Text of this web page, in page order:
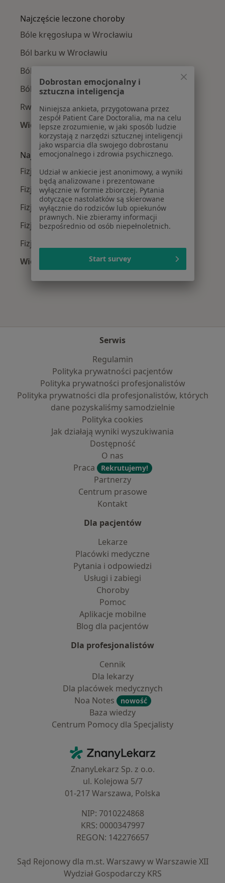
Najczęście leczone choroby
Bóle kręgosłupa w Wrocławiu
Ból barku w Wrocławiu
Ból biodra w Wrocławiu
Ból kolana w Wrocławiu
Rwa kulszowa w Wrocławiu
Więcej (15)
Więcej w kategorii: Najczęście leczone
Najpopularniejsze ubezpieczenia
Fizjoterapeuci z Allianz w Wrocławiu
Fizjoterapeuci z Medicover w Wrocławiu
Fizjoterapeuci z POLMED w Wrocławiu
Fizjoterapeuci z INTER Polska w Wrocławiu
Fizjoterapeuci z Compensa w Wrocławiu
Więcej (7)
Więcej w kategorii: Najpopularniejsze
Serwis
Regulamin
Polityka prywatności pacjentów
Polityka prywatności profesjonalistów
Polityka prywatności dla profesjonalistów, których
dane pozyskaliśmy samodzielnie
Polityka cookies
Jak działają wyniki wyszukiwania
Dostępność
O nas
Praca
Rekrutujemy!
Partnerzy
Centrum prasowe
Kontakt
Dla pacjentów
Lekarze
Placówki medyczne
Pytania i odpowiedzi
Usługi i zabiegi
Choroby
Pomoc
Aplikacje mobilne
Blog dla pacjentów
Dla profesjonalistów
Cennik
Dla lekarzy
Dla placówek medycznych
Noa Notes
nowość
Baza wiedzy
Centrum Pomocy dla Specjalisty
ZnanyLekarz - Strona główna
ZnanyLekarz Sp. z o.o.
ul. Kolejowa 5/7
01-217 Warszawa, Polska
NIP: ⁠7010224868
KRS: ⁠0000347997
REGON: ⁠142276657
Sąd Rejonowy dla m.st. Warszawy w Warszawie XII
Wydział Gospodarczy KRS
Dobrostan emocjonalny i
sztuczna inteligencja
Niniejsza ankieta, przygotowana przez
zespół Patient Care Doctoralia, ma na celu
lepsze zrozumienie, w jaki sposób ludzie
korzystają z narzędzi sztucznej inteligencji
jako wsparcia dla swojego dobrostanu
emocjonalnego i zdrowia psychicznego.
Udział w ankiecie jest anonimowy, a wyniki
będą analizowane i prezentowane
wyłącznie w formie zbiorczej. Pytania
dotyczące nastolatków są skierowane
wyłącznie do rodziców lub opiekunów
prawnych. Nie zbieramy informacji
bezpośrednio od osób niepełnoletnich.
Start survey